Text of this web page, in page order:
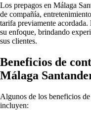
Los prepagos en Málaga
de compañía,
tarifa previamente acordada.
su enfoque, brindando
sus clientes.
Beneficios de
Málaga
Algunos de los beneficios
incluyen: